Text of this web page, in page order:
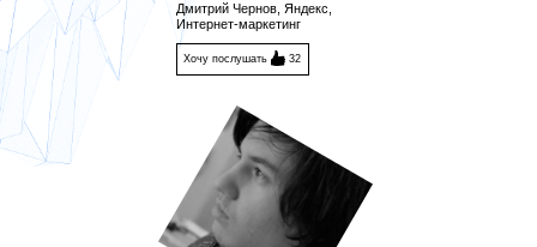
Дмитрий Чернов, Яндекс,
Интернет-маркетинг
Хочу послушать 32